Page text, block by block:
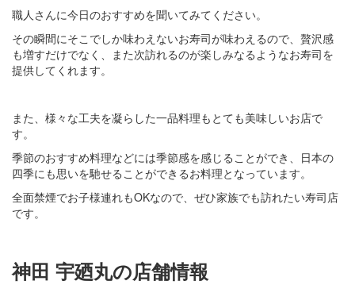
職人さんに今日のおすすめを聞いてみてください。
その瞬間にそこでしか味わえないお寿司が味わえるので、贅沢感
も増すだけでなく、また次訪れるのが楽しみなるようなお寿司を
提供してくれます。
また、様々な工夫を凝らした一品料理もとても美味しいお店で
す。
季節のおすすめ料理などには季節感を感じることができ、日本の
四季にも思いを馳せることができるお料理となっています。
全面禁煙でお子様連れもOKなので、ぜひ家族でも訪れたい寿司店
です。
神田 宇廼丸の店舗情報